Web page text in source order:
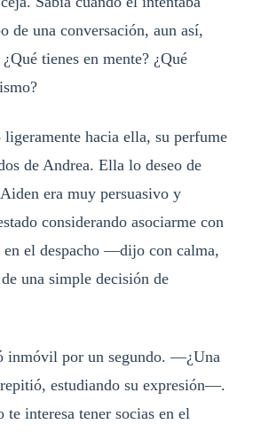
de una conversación, aun así,
tienes en mente? ¿Qué
hacia ella, su perfume
de Andrea. Ella lo deseo de
era muy persuasivo y
considerando asociarme con
en el despacho —dijo con calma,
una simple decisión de
inmóvil por un segundo. —¿Una
estudiando su expresión—.
te interesa tener socias en el